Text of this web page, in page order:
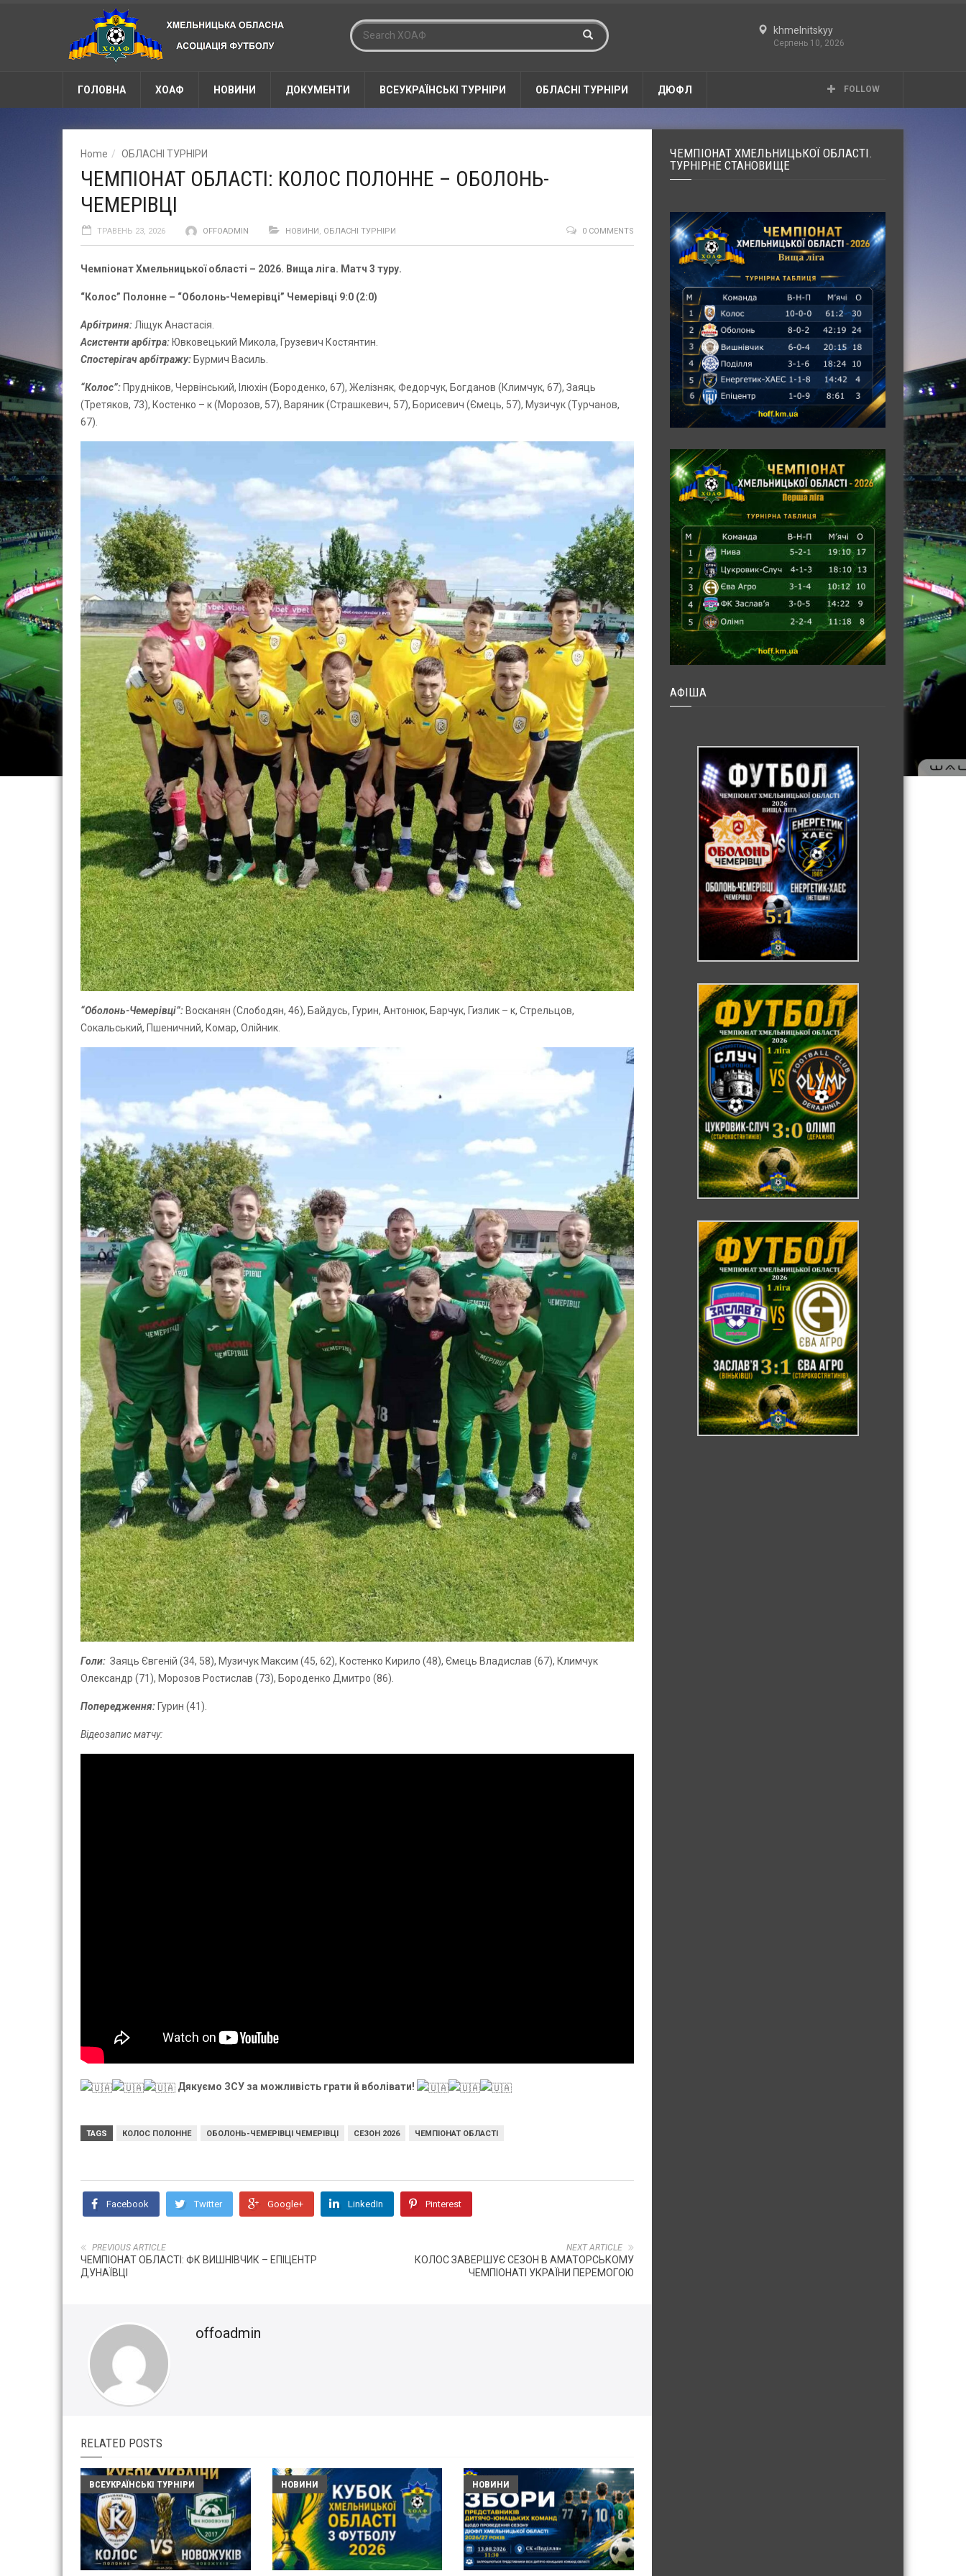
khmelnitskyy
Серпень 10, 2026
ГОЛОВНА ХОАФ НОВИНИ ДОКУМЕНТИ ВСЕУКРАЇНСЬКІ ТУРНІРИ ОБЛАСНІ ТУРНІРИ ДЮФЛ FOLLOW
Home ОБЛАСНІ ТУРНІРИ
ЧЕМПІОНАТ ОБЛАСТІ: КОЛОС ПОЛОННЕ – ОБОЛОНЬ-
ЧЕМЕРІВЦІ
ТРАВЕНЬ 23, 2026 OFFOADMIN НОВИНИ, ОБЛАСНІ ТУРНІРИ 0 COMMENTS
Чемпіонат Хмельницької області – 2026. Вища ліга. Матч 3 туру.
“Колос” Полонне – “Оболонь-Чемерівці” Чемерівці 9:0 (2:0)
Арбітриня: Ліщук Анастасія.
Асистенти арбітра: Ювковецький Микола, Грузевич Костянтин.
Спостерігач арбітражу: Бурмич Василь.
“Колос”: Прудніков, Червінський, Ілюхін (Бороденко, 67), Желізняк, Федорчук, Богданов (Климчук, 67), Заяць
(Третяков, 73), Костенко – к (Морозов, 57), Варяник (Страшкевич, 57), Борисевич (Ємець, 57), Музичук (Турчанов,
67).
“Оболонь-Чемерівці”: Восканян (Слободян, 46), Байдусь, Гурин, Антонюк, Барчук, Гизлик – к, Стрельцов,
Сокальський, Пшеничний, Комар, Олійник.
Голи: Заяць Євгеній (34, 58), Музичук Максим (45, 62), Костенко Кирило (48), Ємець Владислав (67), Климчук
Олександр (71), Морозов Ростислав (73), Бороденко Дмитро (86).
Попередження: Гурин (41).
Відеозапис матчу:
Дякуємо ЗСУ за можливість грати й вболівати!
TAGS КОЛОС ПОЛОННЕ ОБОЛОНЬ-ЧЕМЕРІВЦІ ЧЕМЕРІВЦІ СЕЗОН 2026 ЧЕМПІОНАТ ОБЛАСТІ
Facebook Twitter Google+ LinkedIn Pinterest
NEXT ARTICLE
КОЛОС ЗАВЕРШУЄ СЕЗОН В АМАТОРСЬКОМУ
ЧЕМПІОНАТІ УКРАЇНИ ПЕРЕМОГОЮ
PREVIOUS ARTICLE
ЧЕМПІОНАТ ОБЛАСТІ: ФК ВИШНІВЧИК – ЕПІЦЕНТР
ДУНАЇВЦІ
offoadmin
RELATED POSTS
ВСЕУКРАЇНСЬКІ ТУРНІРИ НОВИНИ НОВИНИ
ЧЕМПІОНАТ ХМЕЛЬНИЦЬКОЇ ОБЛАСТІ.
ТУРНІРНЕ СТАНОВИЩЕ
АФІША